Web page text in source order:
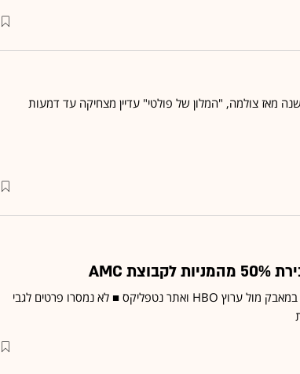
AMC מחפשת דרכים לחזק את כוחה במאבק מול ערוץ HBO ואתר נטפליקס ■ לא נמסרו פרטים לגבי